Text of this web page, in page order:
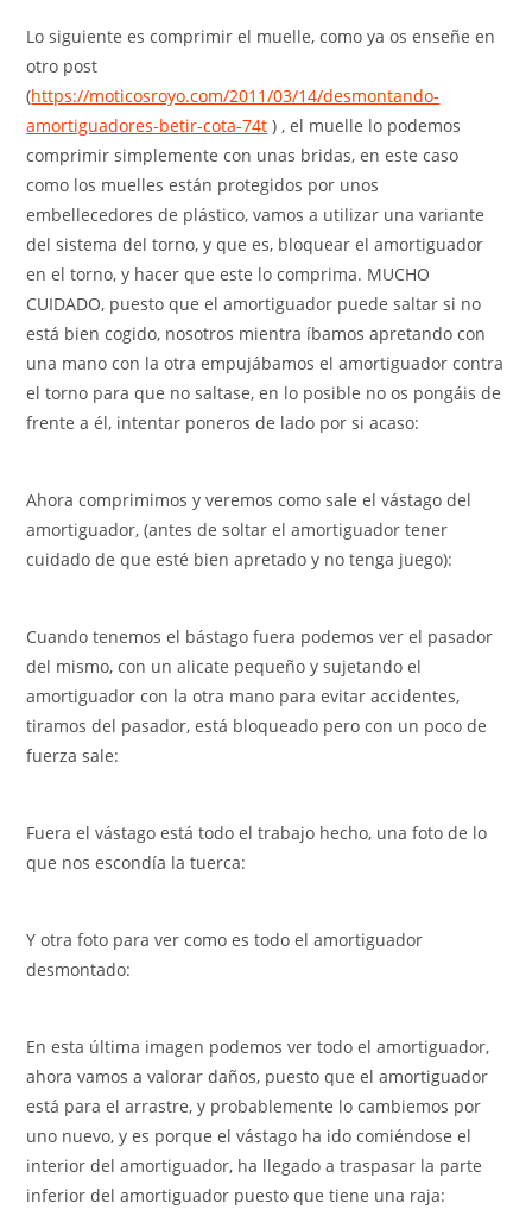
Lo siguiente es comprimir el muelle, como ya os enseñe en
otro post
(https://moticosroyo.com/2011/03/14/desmontando-
amortiguadores-betir-cota-74t ) , el muelle lo podemos
comprimir simplemente con unas bridas, en este caso
como los muelles están protegidos por unos
embellecedores de plástico, vamos a utilizar una variante
del sistema del torno, y que es, bloquear el amortiguador
en el torno, y hacer que este lo comprima. MUCHO
CUIDADO, puesto que el amortiguador puede saltar si no
está bien cogido, nosotros mientra íbamos apretando con
una mano con la otra empujábamos el amortiguador contra
el torno para que no saltase, en lo posible no os pongáis de
frente a él, intentar poneros de lado por si acaso:
Ahora comprimimos y veremos como sale el vástago del
amortiguador, (antes de soltar el amortiguador tener
cuidado de que esté bien apretado y no tenga juego):
Cuando tenemos el bástago fuera podemos ver el pasador
del mismo, con un alicate pequeño y sujetando el
amortiguador con la otra mano para evitar accidentes,
tiramos del pasador, está bloqueado pero con un poco de
fuerza sale:
Fuera el vástago está todo el trabajo hecho, una foto de lo
que nos escondía la tuerca:
Y otra foto para ver como es todo el amortiguador
desmontado:
En esta última imagen podemos ver todo el amortiguador,
ahora vamos a valorar daños, puesto que el amortiguador
está para el arrastre, y probablemente lo cambiemos por
uno nuevo, y es porque el vástago ha ido comiéndose el
interior del amortiguador, ha llegado a traspasar la parte
inferior del amortiguador puesto que tiene una raja: